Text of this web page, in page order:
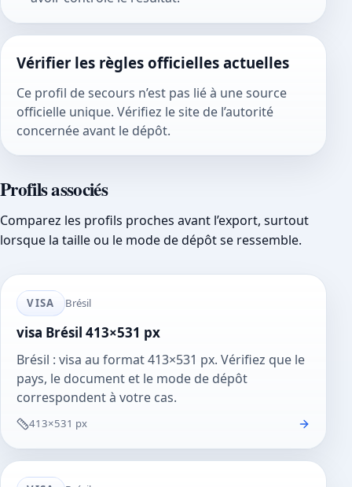
Vérifier les règles officielles actuelles
Ce profil de secours n’est pas lié à une source
officielle unique. Vérifiez le site de l’autorité
concernée avant le dépôt.
Profils associés
Comparez les profils proches avant l’export, surtout
lorsque la taille ou le mode de dépôt se ressemble.
VISA Brésil
visa Brésil 413×531 px
Brésil : visa au format 413×531 px. Vérifiez que le
pays, le document et le mode de dépôt
correspondent à votre cas.
413×531 px